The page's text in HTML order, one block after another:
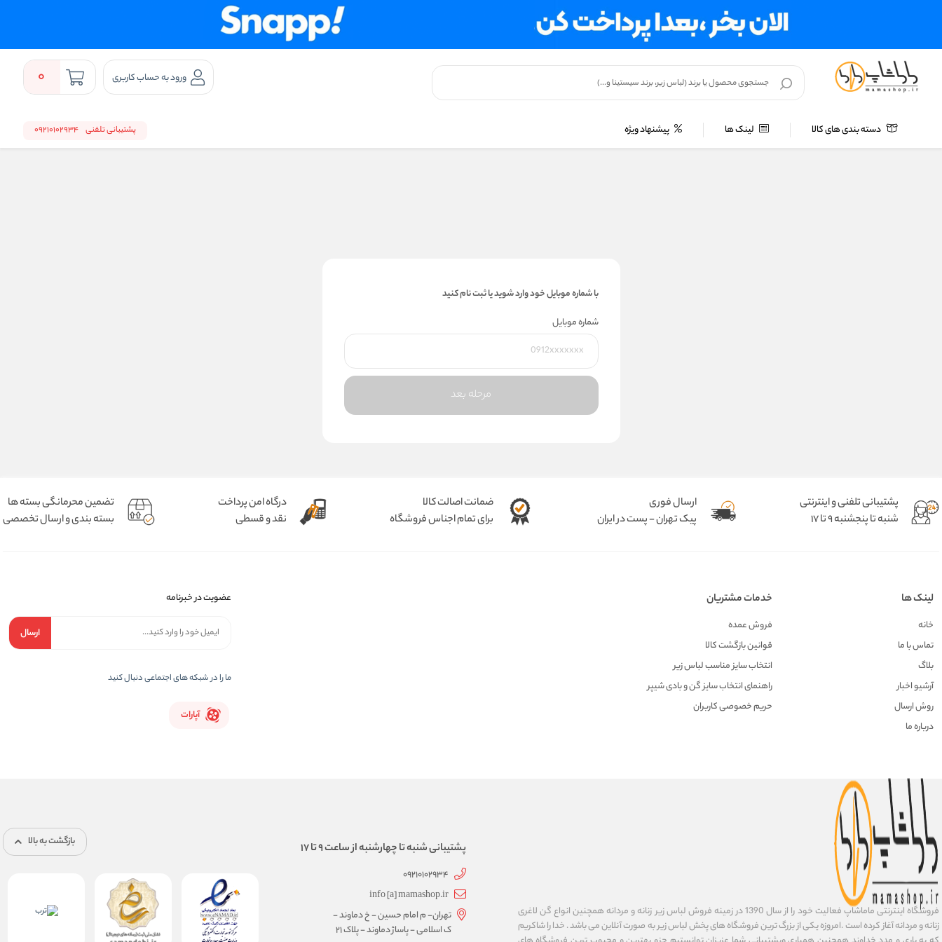
ورود به حساب کاربری 0
دسته بندی های کالا لینک ها پیشنهاد ویژه پشتیبانی تلفنی 09210102934
با شماره موبایل خود وارد شوید یا ثبت نام کنید
شماره موبایل
مرحله بعد
پشتیبانی تلفنی و اینترنتی
شنبه تا پنجشنبه 9 تا 17
ارسال فوری
پیک تهران - پست در ایران
ضمانت اصالت کالا
برای تمام اجناس فروشگاه
درگاه امن پرداخت
نقد و قسطی
تضمین محرمانگی بسته ها
بسته بندی و ارسال تخصصی
لینک ها
خانه
تماس با ما
بلاگ
آرشیو اخبار
روش ارسال
درباره ما
خدمات مشتریان
فروش عمده
قوانین بازگشت کالا
انتخاب سایز مناسب لباس زیر
راهنمای انتخاب سایز گن و بادی شیپر
حریم خصوصی کاربران
عضویت در خبرنامه
ارسال
ما را در شبکه های اجتماعی دنبال کنید
آپارات
فروشگاه اینترنتی ماماشاپ فعالیت خود را از سال 1390 در زمینه فروش لباس زیر زنانه و مردانه همچنین انواع گن لاغری
زنانه و مردانه آغاز کرده است .امروزه یکی از بزرگ ترین فروشگاه های پخش لباس زیر به صورت آنلاین می باشد . خدا را شاکریم
پشتیبانی شنبه تا چهارشنبه از ساعت 9 تا 17
09210102934
info [a] mamashop.ir
تهران- م امام حسین - خ دماوند -
ک اسلامی - پاساژ دماوند - پلاک 21
بازگشت به بالا